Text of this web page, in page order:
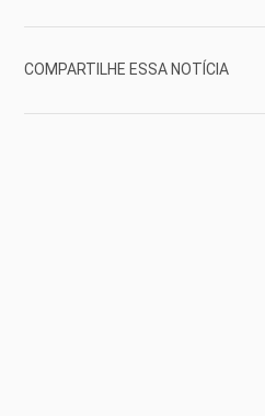
COMPARTILHE ESSA NOTÍCIA